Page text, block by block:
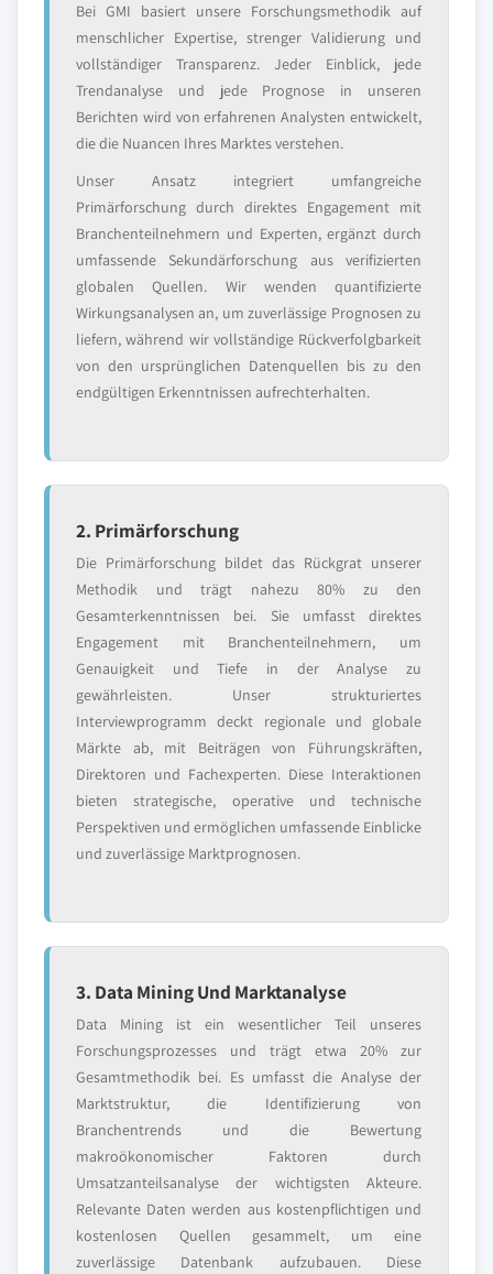
Bei GMI basiert unsere Forschungsmethodik auf
menschlicher Expertise, strenger Validierung und
vollständiger Transparenz. Jeder Einblick, jede
Trendanalyse und jede Prognose in unseren
Berichten wird von erfahrenen Analysten entwickelt,
die die Nuancen Ihres Marktes verstehen.
Unser Ansatz integriert umfangreiche
Primärforschung durch direktes Engagement mit
Branchenteilnehmern und Experten, ergänzt durch
umfassende Sekundärforschung aus verifizierten
globalen Quellen. Wir wenden quantifizierte
Wirkungsanalysen an, um zuverlässige Prognosen zu
liefern, während wir vollständige Rückverfolgbarkeit
von den ursprünglichen Datenquellen bis zu den
endgültigen Erkenntnissen aufrechterhalten.
2. Primärforschung
Die Primärforschung bildet das Rückgrat unserer
Methodik und trägt nahezu 80% zu den
Gesamterkenntnissen bei. Sie umfasst direktes
Engagement mit Branchenteilnehmern, um
Genauigkeit und Tiefe in der Analyse zu
gewährleisten. Unser strukturiertes
Interviewprogramm deckt regionale und globale
Märkte ab, mit Beiträgen von Führungskräften,
Direktoren und Fachexperten. Diese Interaktionen
bieten strategische, operative und technische
Perspektiven und ermöglichen umfassende Einblicke
und zuverlässige Marktprognosen.
3. Data Mining Und Marktanalyse
Data Mining ist ein wesentlicher Teil unseres
Forschungsprozesses und trägt etwa 20% zur
Gesamtmethodik bei. Es umfasst die Analyse der
Marktstruktur, die Identifizierung von
Branchentrends und die Bewertung
makroökonomischer Faktoren durch
Umsatzanteilsanalyse der wichtigsten Akteure.
Relevante Daten werden aus kostenpflichtigen und
kostenlosen Quellen gesammelt, um eine
zuverlässige Datenbank aufzubauen. Diese